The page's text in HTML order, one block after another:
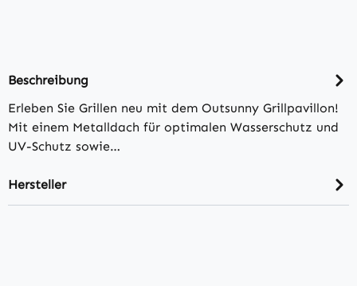
Beschreibung
Erleben Sie Grillen neu mit dem Outsunny Grillpavillon!
Mit einem Metalldach für optimalen Wasserschutz und
UV-Schutz sowie…
Hersteller